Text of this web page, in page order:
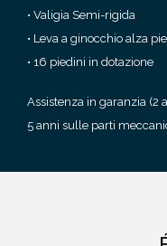
• Valigia Semi-rigida
• Leva a ginocchio alza
• 16 piedini in dotazione
Assistenza in garanzia
5 anni sulle parti